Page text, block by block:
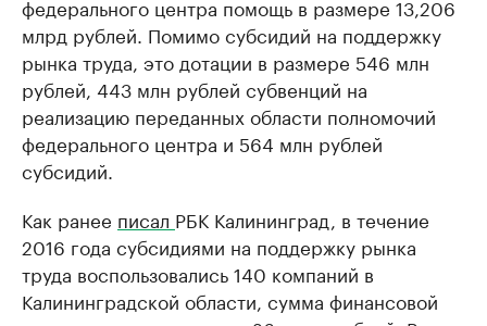
федерального центра помощь в размере 13,206
млрд рублей. Помимо субсидий на поддержку
рынка труда, это дотации в размере 546 млн
рублей, 443 млн рублей субвенций на
реализацию переданных области полномочий
федерального центра и 564 млн рублей
субсидий.
Как ранее писал РБК Калининград, в течение
2016 года субсидиями на поддержку рынка
труда воспользовались 140 компаний в
Калининградской области, сумма финансовой